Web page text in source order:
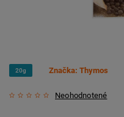
20g
Neohodnotené
Značka: Thymos